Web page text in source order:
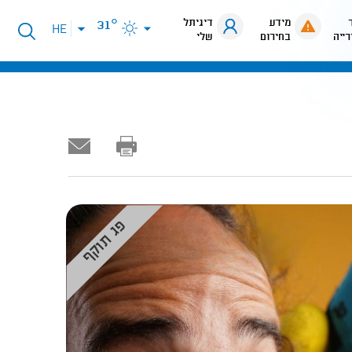
מידע
בחירום
דיגיתל
שלי
31°
פתיחת
תפריט
HE
פג תוקף